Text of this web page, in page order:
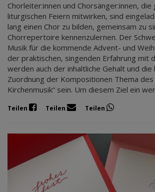
Chorleiter:innen und Chorsänger:innen, die
liturgischen Feiern mitwirken, sind
lang einen Chor zu bilden, gemeinsam zu
Chorrepertoire kennenzulernen. Der
Musik für die kommende Advent- und
der praktischen, singenden Erfahrung mit
werden auch der inhaltliche Gehalt und die
Zuordnung der Kompositionen Thema
Kirchenmusik“ sein. Um diesem Ziel ein
Teilen Teilen Teilen